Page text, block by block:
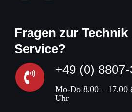
Fragen zur Technik
Service?
+49 (0)
Mo-Do 8.00 – 17.00
Uhr